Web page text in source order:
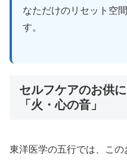
なただけのリセット空
す。
セルフケアのお供
「火・心の音」
東洋医学の五行では、こ